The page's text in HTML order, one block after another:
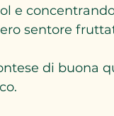
e
sentore
di buona